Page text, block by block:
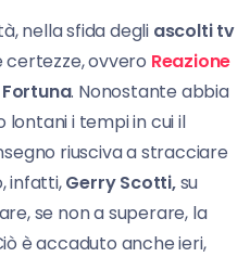
nella sfida degli ascolti tv
certezze, ovvero Reazione
. Nonostante abbia
lontani i tempi in cui il
riusciva a stracciare
infatti,Gerry Scotti,su
se non a superare, la
è accaduto anche ieri,